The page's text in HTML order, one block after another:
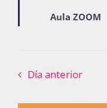
Aula ZOOM
Día anterior